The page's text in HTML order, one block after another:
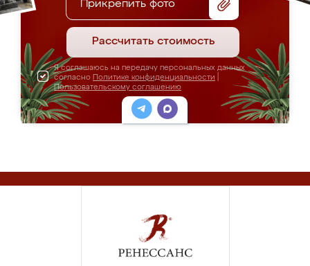
Прикрепить фото
Рассчитать стоимость
Я соглашаюсь на передачу персональных данных
согласно Политике конфиденциальности
Пользовательскому соглашению